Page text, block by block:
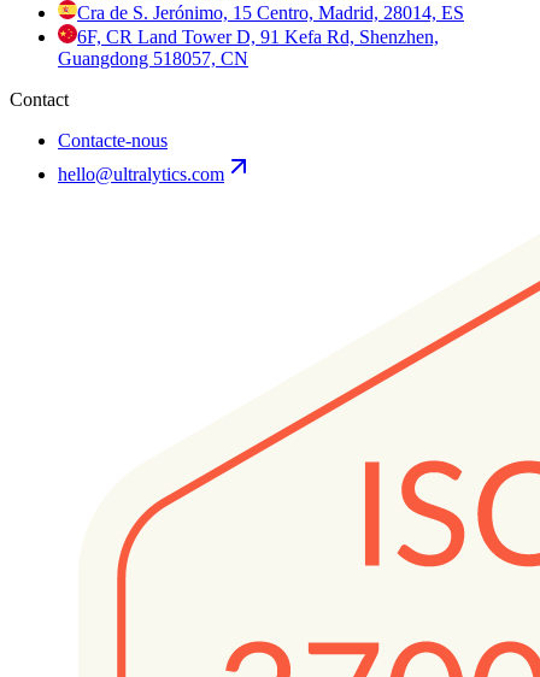
Cra de S. Jerónimo, 15 Centro, Madrid, 28014, ES
6F, CR Land Tower D, 91 Kefa Rd, Shenzhen,
Guangdong 518057, CN
Contact
Contacte-nous
hello@ultralytics.com